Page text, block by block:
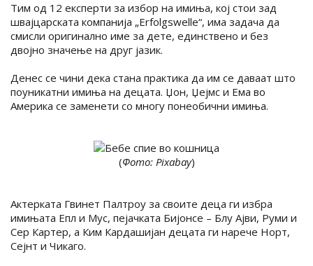
Тим од 12 експерти за избор на имиња, кој стои зад
швајцарската компанија „Erfolgswelle“, има задача да
смисли оригинално име за дете, единствено и без
двојно значење на друг јазик.
Денес се чини дека стана практика да им се даваат што
поуникатни имиња на децата. Џон, Џејмс и Ема во
Америка се заменети со многу понеобични имиња.
(Фото: Pixabay)
Актерката Гвинет Палтроу за своите деца ги избра
имињата Епл и Мус, пејачката Бијонсе – Блу Ајви, Руми и
Сер Картер, а Ким Кардашијан децата ги нарече Норт,
Сејнт и Чикаго.